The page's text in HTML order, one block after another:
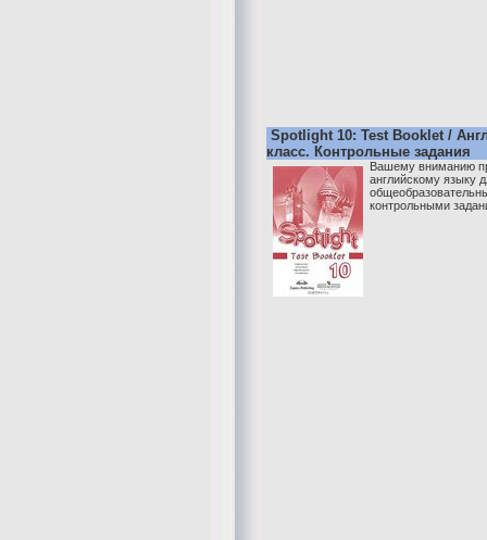
Spotlight 10: Test Booklet /
класс. Контрольные задания
Вашему вниманию
английскому языку
контрольными